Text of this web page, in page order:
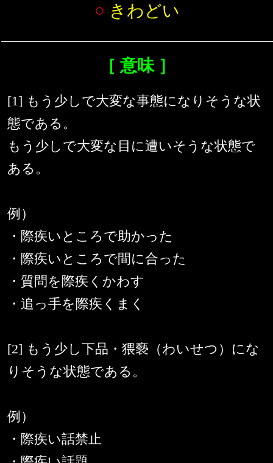
○ きわどい
［ 意味 ］
[1] もう少しで大変な事態になりそうな状
態である。
もう少しで大変な目に遭いそうな状態で
ある。
例）
・際疾いところで助かった
・際疾いところで間に合った
・質問を際疾くかわす
・追っ手を際疾くまく
[2] もう少し下品・猥褻（わいせつ）にな
りそうな状態である。
例）
・際疾い話禁止